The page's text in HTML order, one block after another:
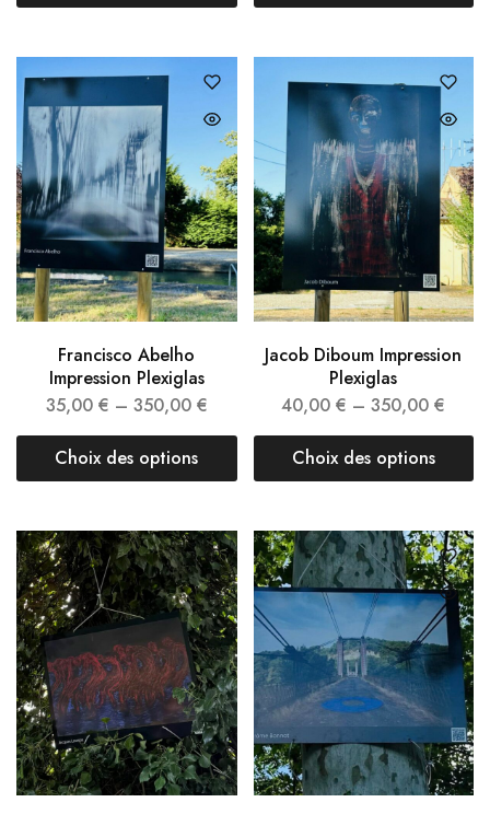
Francisco Abelho
Impression Plexiglas
35,00 € – 350,00 €
Choix des options
Jacob Diboum Impression
Plexiglas
40,00€ –350,00€
Choix des options